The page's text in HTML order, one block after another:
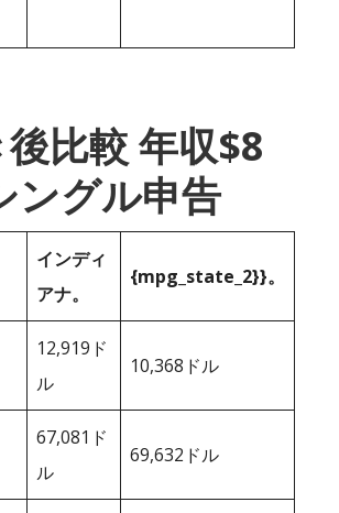
比較 年収$8
ングル申告
インディ
アナ。
{mpg_state_2}}。
12,919ド
ル
10,368ドル
67,081ド
ル
69,632ドル